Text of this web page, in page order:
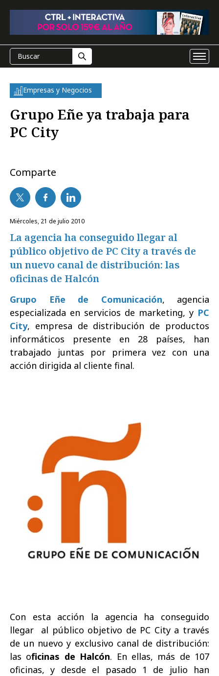
Empresas y Negocios
Grupo Eñe ya trabaja para
PC City
Comparte
miércoles, 21 de julio 2010
La agencia ha conseguido llegar al
público objetivo de PC City a través de
un nuevo canal de distribución: las
oficinas de Halcón
Grupo Eñe de Comunicación, agencia
especializada en servicios de marketing, y PC
City, empresa de distribución de productos
informáticos presente en 28 países, han
trabajado juntas por primera vez con una
acción dirigida al cliente final.
Con esta acción la agencia ha conseguido
llegar
al público objetivo de PC City a través
de un nuevo y exclusivo canal de distribución:
las oficinas de Halcón. En ellas, más de 107
oficinas, y desde el pasado 1 de julio han